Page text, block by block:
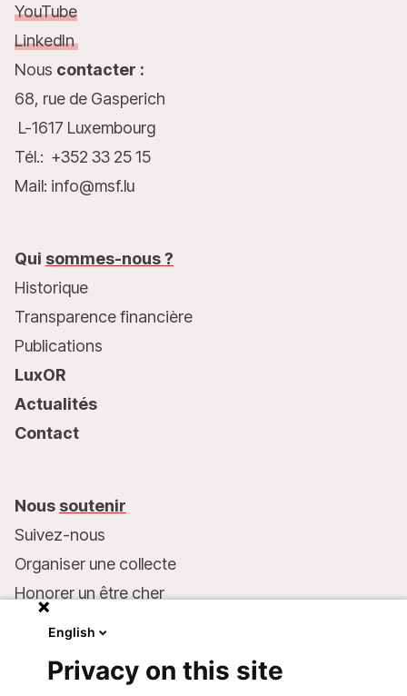
YouTube
LinkedIn
Nous contacter :
68, rue de Gasperich
L-1617 Luxembourg
Tél.: +352 33 25 15
Mail: info@msf.lu
Qui sommes-nous ?
Historique
Transparence financière
Publications
LuxOR
Actualités
Contact
Nous soutenir
Suivez-nous
Organiser une collecte
Honorer un être cher
Faire un don
English
Privacy on this site